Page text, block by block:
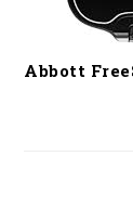
Abbott